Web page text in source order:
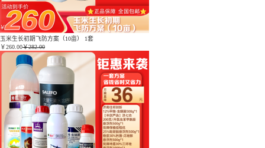
玉米生长初期飞防方案（10亩） 1套
￥260.00￥282.00